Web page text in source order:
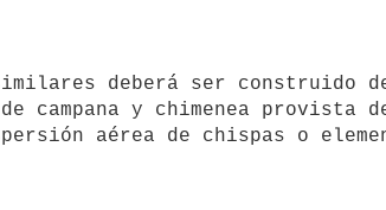
campana y chimenea provista
aérea de chispas o